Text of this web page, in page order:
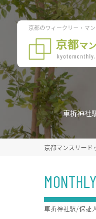
京都のウィークリー・マ
車折神社
京都マンスリード
車折神社駅/保証